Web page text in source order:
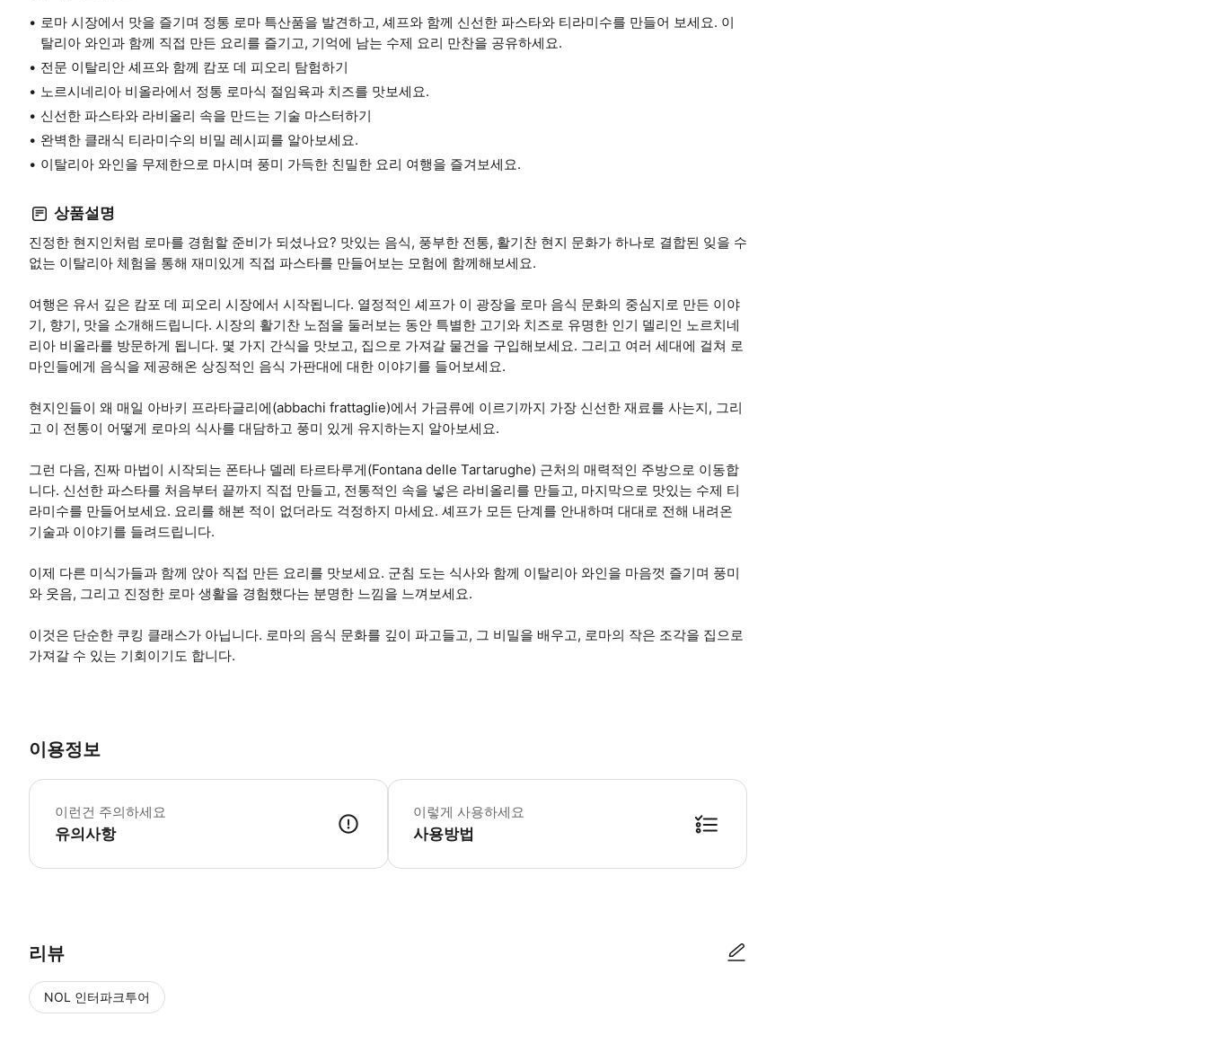
로마 시장에서 맛을 즐기며 정통 로마 특산품을 발견하고, 셰프와 함께 신선한 파스타와 티라미수를 만들어 보세요. 이
탈리아 와인과 함께 직접 만든 요리를 즐기고, 기억에 남는 수제 요리 만찬을 공유하세요.
전문 이탈리안 셰프와 함께 캄포 데 피오리 탐험하기
노르시네리아 비올라에서 정통 로마식 절임육과 치즈를 맛보세요.
신선한 파스타와 라비올리 속을 만드는 기술 마스터하기
완벽한 클래식 티라미수의 비밀 레시피를 알아보세요.
이탈리아 와인을 무제한으로 마시며 풍미 가득한 친밀한 요리 여행을 즐겨보세요.
상품설명
진정한 현지인처럼 로마를 경험할 준비가 되셨나요? 맛있는 음식, 풍부한 전통, 활기찬 현지 문화가 하나로 결합된 잊을 수
없는 이탈리아 체험을 통해 재미있게 직접 파스타를 만들어보는 모험에 함께해보세요.
여행은 유서 깊은 캄포 데 피오리 시장에서 시작됩니다. 열정적인 셰프가 이 광장을 로마 음식 문화의 중심지로 만든 이야
기, 향기, 맛을 소개해드립니다. 시장의 활기찬 노점을 둘러보는 동안 특별한 고기와 치즈로 유명한 인기 델리인 노르치네
리아 비올라를 방문하게 됩니다. 몇 가지 간식을 맛보고, 집으로 가져갈 물건을 구입해보세요. 그리고 여러 세대에 걸쳐 로
마인들에게 음식을 제공해온 상징적인 음식 가판대에 대한 이야기를 들어보세요.
현지인들이 왜 매일 아바키 프라타글리에(abbachi frattaglie)에서 가금류에 이르기까지 가장 신선한 재료를 사는지, 그리
고 이 전통이 어떻게 로마의 식사를 대담하고 풍미 있게 유지하는지 알아보세요.
그런 다음, 진짜 마법이 시작되는 폰타나 델레 타르타루게(Fontana delle Tartarughe) 근처의 매력적인 주방으로 이동합
니다. 신선한 파스타를 처음부터 끝까지 직접 만들고, 전통적인 속을 넣은 라비올리를 만들고, 마지막으로 맛있는 수제 티
라미수를 만들어보세요. 요리를 해본 적이 없더라도 걱정하지 마세요. 셰프가 모든 단계를 안내하며 대대로 전해 내려온
기술과 이야기를 들려드립니다.
이제 다른 미식가들과 함께 앉아 직접 만든 요리를 맛보세요. 군침 도는 식사와 함께 이탈리아 와인을 마음껏 즐기며 풍미
와 웃음, 그리고 진정한 로마 생활을 경험했다는 분명한 느낌을 느껴보세요.
이것은 단순한 쿠킹 클래스가 아닙니다. 로마의 음식 문화를 깊이 파고들고, 그 비밀을 배우고, 로마의 작은 조각을 집으로
가져갈 수 있는 기회이기도 합니다.
이용정보
이런건 주의하세요
유의사항
특별 식단 요구 사항을 수용해드립니다. 그러나 셀리악병을 앓고 있는 분에게는 본 체험을 권하지 않습니다. 식단 관련 요구 사항이 있다면 필요한 준비를
이렇게 사용하세요
사용방법
리뷰
NOL 인터파크투어